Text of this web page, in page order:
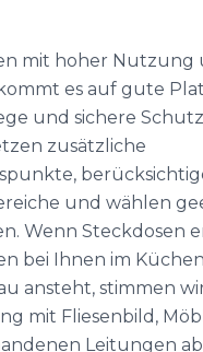
mit hoher Nutzung
es auf gute
und sichere
zusätzliche
und wählen
Wenn Steckdosen
bei Ihnen im
ansteht, stimmen
mit Fliesenbild,
Leitungen